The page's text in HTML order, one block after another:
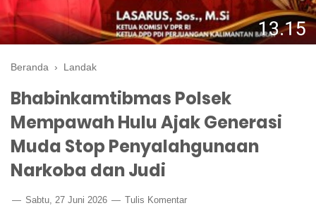
Beranda › Landak
Bhabinkamtibmas Polsek
Mempawah Hulu Ajak Generasi
Muda Stop Penyalahgunaan
Narkoba dan Judi
Sabtu, 27 Juni 2026 Tulis Komentar